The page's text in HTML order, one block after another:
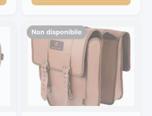
Non disponibile